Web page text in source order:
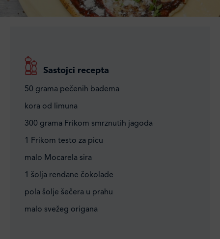
Sastojci recepta
50 grama pečenih badema
kora od limuna
300 grama Frikom smrznutih jagoda
1 Frikom testo za picu
malo Mocarela sira
1 šolja rendane čokolade
pola šolje šečera u prahu
malo svežeg origana